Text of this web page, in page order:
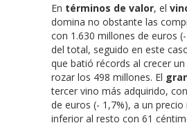
En términos de valor, el
domina no obstante las
con 1.630 millones de euros
del total, seguido en este
que batió récords al crecer
rozar los 498 millones. El
tercer vino más adquirido,
de euros (- 1,7%), a un
inferior al resto con 61